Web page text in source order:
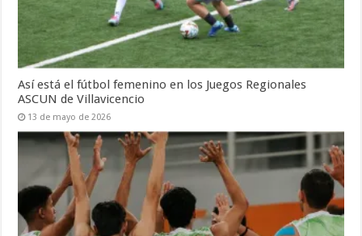
Así está el fútbol femenino en los Juegos Regionales
ASCUN de Villavicencio
13 de mayo de 2026